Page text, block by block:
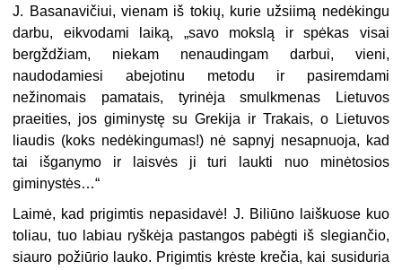
J. Basanavičiui, vienam iš tokių, kurie užsiimą nedėkingu
darbu, eikvodami laiką, „savo moks­lą ir spėkas visai
bergždžiam, niekam nenaudingam darbui, vieni,
naudodamiesi abejotinu metodu ir pasiremdami
nežinomais pama­tais, tyrinėja smulkmenas Lietuvos
praeities, jos giminystę su Grekija ir Trakais, o Lietuvos
liaudis (koks nedėkingumas!) nė sap­nyj nesapnuoja, kad
tai išganymo ir laisvės ji turi laukti nuo minėtosios
giminystės…“
Laimė, kad prigimtis nepasidavė! J. Biliūno laiškuose kuo
toliau, tuo labiau ryškėja pastangos pabėgti iš slegiančio,
siauro požiūrio lauko. Prigimtis krėste krečia, kai susiduria